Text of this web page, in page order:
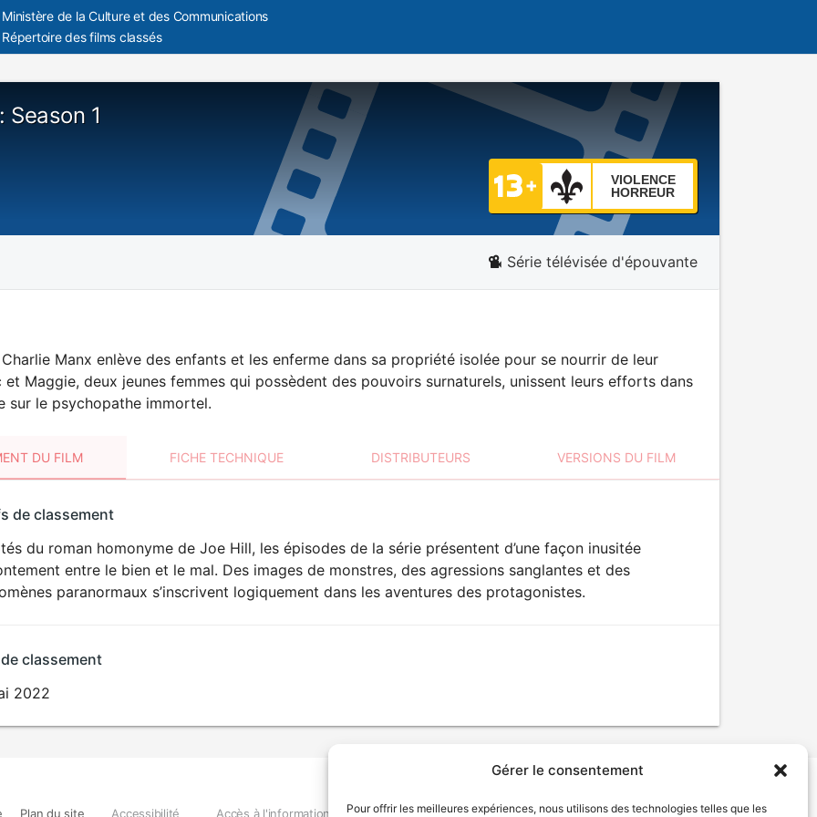
Gérer le consentement
Pour offrir les meilleures expériences, nous utilisons des technologies telles que les
Ministère de la Culture et des Communications
Répertoire des films classés
Season 1
VIOLENCE
HORREUR
Série télévisée d'épouvante
Manx enlève des enfants et les enferme dans sa propriété isolée pour se nourrir de leur
et Maggie, deux jeunes femmes qui possèdent des pouvoirs surnaturels, unissent leurs efforts dans
sur le psychopathe immortel.
DU FILM FICHE TECHNIQUE DISTRIBUTEURS VERSIONS DU FILM
VIOLENCE
HORREUR
de classement
du roman homonyme de Joe Hill, les épisodes de la série présentent d’une façon inusitée
entre le bien et le mal. Des images de monstres, des agressions sanglantes et des
paranormaux s’inscrivent logiquement dans les aventures des protagonistes.
classement
2022
Plan du site Accessibilité Accès à l'information Déclaration de services Politique de confidentialité